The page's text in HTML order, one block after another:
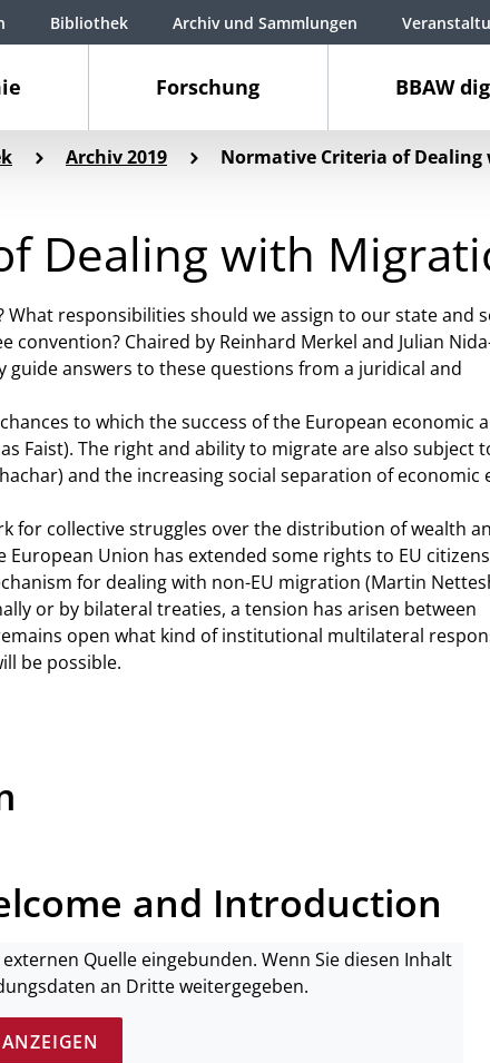
Forschung BBAW
Bibliothek Archiv und Sammlungen
Archiv 2019 Normative Criteria of
Dealing with
responsibilities should we assign to our state and
Chaired by Reinhard Merkel and Julian
answers to these questions from a juridical and
to which the success of the European economic
Faist). The right and ability to migrate are also subject
and the increasing social separation of economic
for collective struggles over the distribution of wealth
Union has extended some rights to EU
for dealing with non-EU migration (Martin
or by bilateral treaties, a tension has arisen between
open what kind of institutional multilateral
be possible.
and Introduction
Quelle eingebunden. Wenn Sie diesen Inhalt
an Dritte weitergegeben.